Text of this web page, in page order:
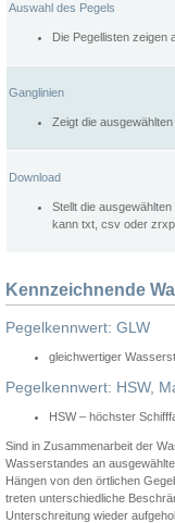
Auswahl des Pegels
Die Pegellisten zeigen
Ganglinien
Zeigt die
Download
Stellt die
kann txt, csv oder
Kennzeichnende
Pegelkennwert: GLW
gleichwertiger
Pegelkennwert: HSW,
HSW – höchster
Sind in Zusammenarbeit der
Wasserstandes an
Hängen von den örtlichen
treten unterschiedliche
Unterschreitung wieder